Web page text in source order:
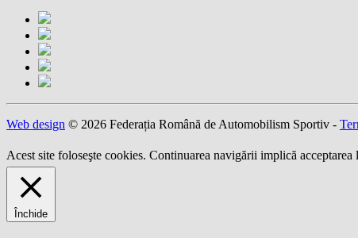
Web design © 2026 Federația Română de Automobilism Sportiv -
Acest site foloseşte cookies. Continuarea navigării implică acceptarea
Închide